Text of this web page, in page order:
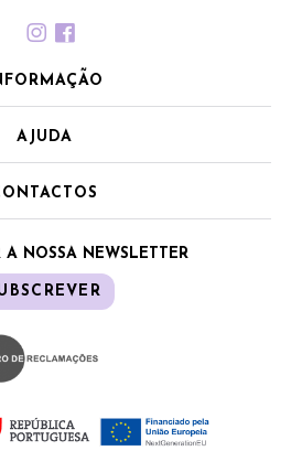
AJUDA
A NOSSA NEWSLETTER